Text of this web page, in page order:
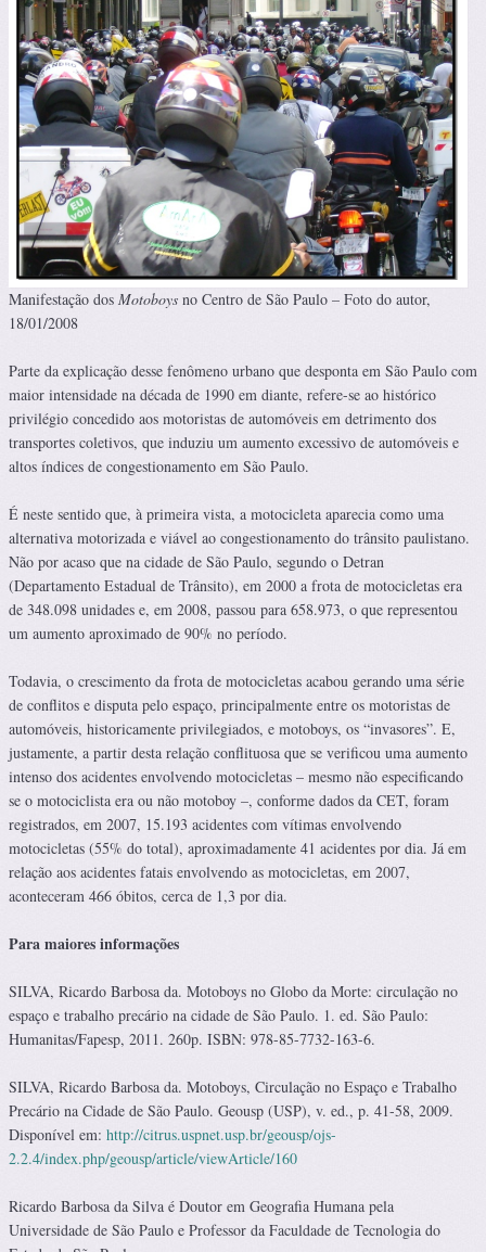
Manifestação dos Motoboys no Centro de São Paulo – Foto do autor,
18/01/2008
Parte da explicação desse fenômeno urbano que desponta em São Paulo com
maior intensidade na década de 1990 em diante, refere-se ao histórico
privilégio concedido aos motoristas de automóveis em detrimento dos
transportes coletivos, que induziu um aumento excessivo de automóveis e
altos índices de congestionamento em São Paulo.
É neste sentido que, à primeira vista, a motocicleta aparecia como uma
alternativa motorizada e viável ao congestionamento do trânsito paulistano.
Não por acaso que na cidade de São Paulo, segundo o Detran
(Departamento Estadual de Trânsito), em 2000 a frota de motocicletas era
de 348.098 unidades e, em 2008, passou para 658.973, o que representou
um aumento aproximado de 90% no período.
Todavia, o crescimento da frota de motocicletas acabou gerando uma série
de conflitos e disputa pelo espaço, principalmente entre os motoristas de
automóveis, historicamente privilegiados, e motoboys, os “invasores”. E,
justamente, a partir desta relação conflituosa que se verificou uma aumento
intenso dos acidentes envolvendo motocicletas – mesmo não especificando
se o motociclista era ou não motoboy –, conforme dados da CET, foram
registrados, em 2007, 15.193 acidentes com vítimas envolvendo
motocicletas (55% do total), aproximadamente 41 acidentes por dia. Já em
relação aos acidentes fatais envolvendo as motocicletas, em 2007,
aconteceram 466 óbitos, cerca de 1,3 por dia.
Para maio­res informações
SILVA, Ricardo Barbosa da. Motoboys no Globo da Morte: circulação no
espaço e trabalho precário na cidade de São Paulo. 1. ed. São Paulo:
Humanitas/Fapesp, 2011. 260p. ISBN: 978-85-7732-163-6.
SILVA, Ricardo Barbosa da. Motoboys, Circulação no Espaço e Trabalho
Precário na Cidade de São Paulo. Geousp (USP), v. ed., p. 41-58, 2009.
Disponível em: http://citrus.uspnet.usp.br/geousp/ojs-
2.2.4/index.php/geousp/article/viewArticle/160
Ricardo Barbosa da Silva é Doutor em Geografia Humana pela
Universidade de São Paulo e Professor da Faculdade de Tecnologia do